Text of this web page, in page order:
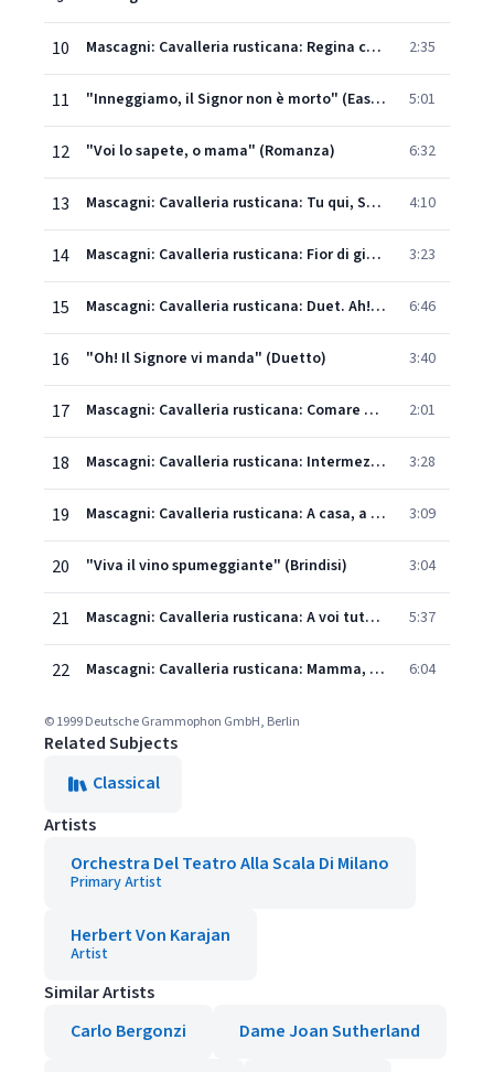
10 Mascagni: Cavalleria rusticana: Regina caeli, laetare 2:35
11 "Inneggiamo, il Signor non è morto" (Easter Hymn) 5:01
12 "Voi lo sapete, o mama" (Romanza) 6:32
13 Mascagni: Cavalleria rusticana: Tu qui, Santuzza? – Fior la giaggolo 4:10
14 Mascagni: Cavalleria rusticana: Fior di giaggiolo 3:23
15 Mascagni: Cavalleria rusticana: Duet. Ah! lo vedi – Turiddu, ascolta! 6:46
16 "Oh! Il Signore vi manda" (Duetto) 3:40
17 Mascagni: Cavalleria rusticana: Comare Santa 2:01
18 Mascagni: Cavalleria rusticana: Intermezzo 3:28
19 Mascagni: Cavalleria rusticana: A casa, a casa, amici 3:09
20 "Viva il vino spumeggiante" (Brindisi) 3:04
21 Mascagni: Cavalleria rusticana: A voi tutti salute! 5:37
22 Mascagni: Cavalleria rusticana: Mamma, quel vino è generoso – Turiddu?! Che vuoi dire? 6:04
© 1999 Deutsche Grammophon GmbH, Berlin
Related Subjects
Classical
Artists
Orchestra Del Teatro Alla Scala Di Milano
Primary Artist
Herbert Von Karajan
Artist
Similar Artists
Carlo Bergonzi
Dame Joan Sutherland